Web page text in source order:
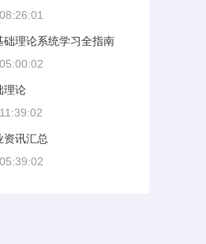
础理论系统学习全指南
理论
资讯汇总